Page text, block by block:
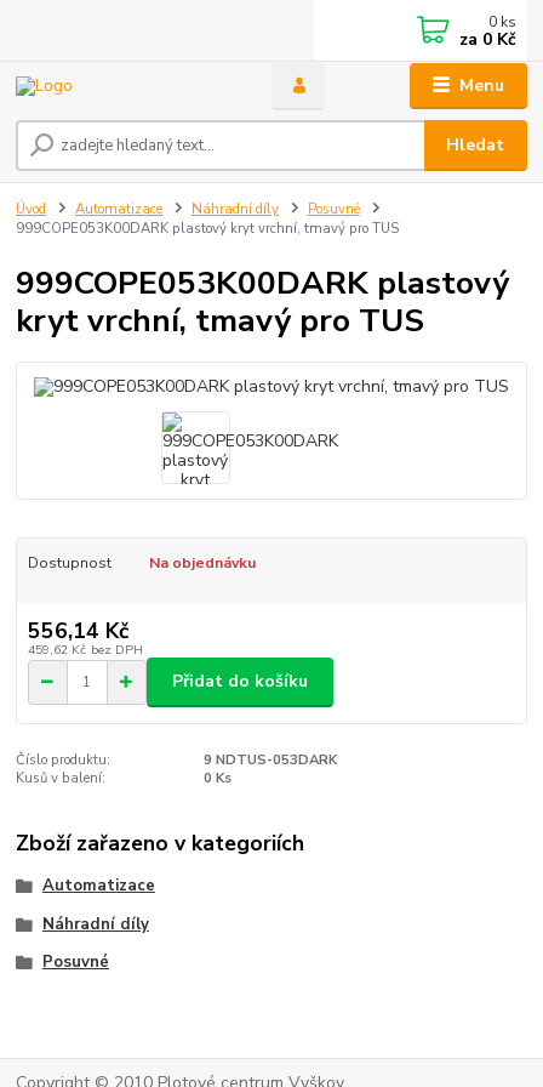
Menu
Hledat
0 ks
za 0 Kč
Úvod Automatizace Náhradní díly
Posuvné
999COPE053K00DARK plastový kryt vrchní, tmavý pro TUS
999COPE053K00DARK plastový
kryt vrchní, tmavý pro TUS
Dostupnost Na objednávku
556,14 Kč
459,62 Kč bez DPH
Přidat do košíku
Číslo produktu:
9 NDTUS-053DARK
Kusů v balení:
0 Ks
Zboží zařazeno v kategoriích
Automatizace
Náhradní díly
Posuvné